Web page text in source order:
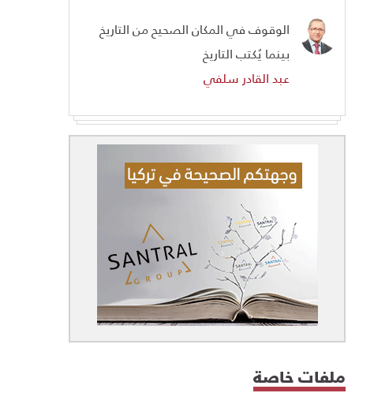
الوقوف في المكان الصحيح من التاريخ
بينما يُكتب التاريخ
عبد القادر سلفي
ملفات خاصة